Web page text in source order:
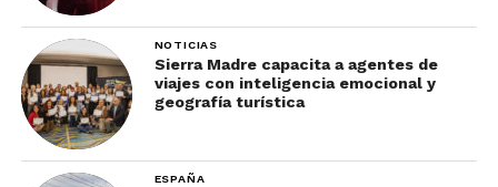
NOTICIAS
Sierra Madre capacita a agentes de
viajes con inteligencia emocional y
geografía turística
ESPAÑA